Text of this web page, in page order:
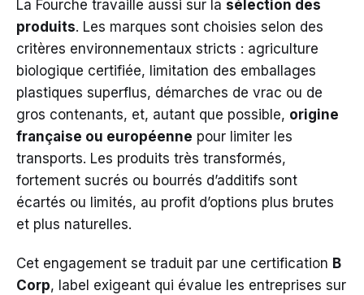
La Fourche travaille aussi sur la sélection des
produits. Les marques sont choisies selon des
critères environnementaux stricts : agriculture
biologique certifiée, limitation des emballages
plastiques superflus, démarches de vrac ou de
gros contenants, et, autant que possible, origine
française ou européenne pour limiter les
transports. Les produits très transformés,
fortement sucrés ou bourrés d’additifs sont
écartés ou limités, au profit d’options plus brutes
et plus naturelles.
Cet engagement se traduit par une certification B
Corp, label exigeant qui évalue les entreprises sur